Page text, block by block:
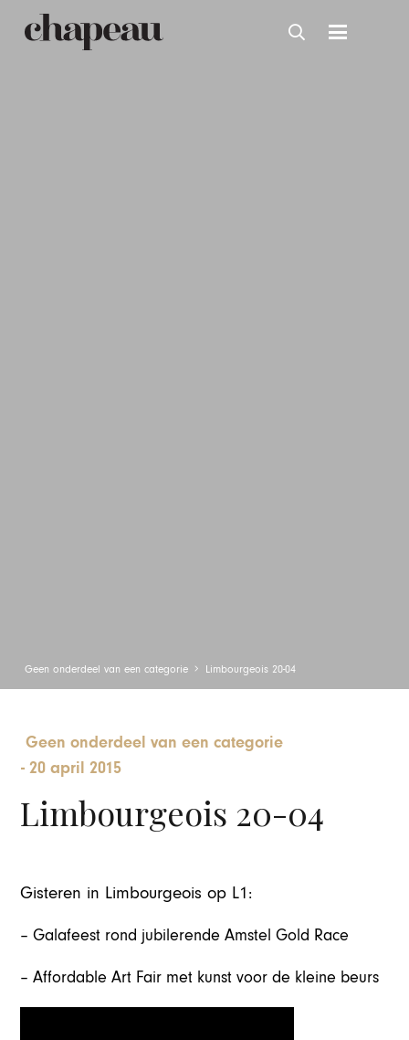
Geen onderdeel van een categorie Limbourgeois 20-04
Geen onderdeel van een categorie
-20 april 2015
Limbourgeois 20-04
Gisteren in Limbourgeois op L1:
– Galafeest rond jubilerende Amstel Gold Race
– Affordable Art Fair met kunst voor de kleine beurs